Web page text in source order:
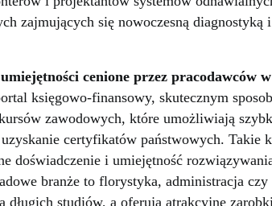
zajmujących się nowoczesną diagnostyką
cenione przez pracodawców
księgowo-finansowy, skutecznym
zawodowych, które umożliwiają
certyfikatów państwowych. Takie
doświadczenie i umiejętność
branże to florystyka, administracja czy
długich studiów, a oferują atrakcyjne